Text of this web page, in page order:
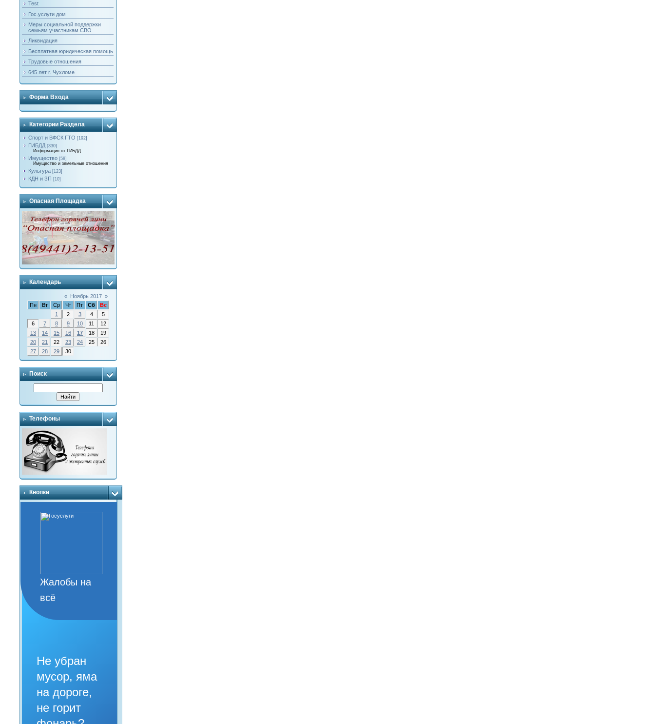
Test
Гос.услуги дом
Меры социальной поддержки
семьям участникам СВО
Ликвидация
Бесплатная юридическая помощь
Трудовые отношения
645 лет г. Чухломе
Форма Входа
Категории Раздела
Спорт и ВФСК ГТО [192]
ГИБДД [330]
Информация от ГИБДД
Имущество [58]
Имущество и земельные отношения
Культура [123]
КДН и ЗП [10]
Опасная Площадка
Календарь
« Ноябрь 2017 »
Пн
Вт Ср Чт Пт Сб
Вс
1
2 3 4
5
6
7 8 9 10 11
12
13
14 15 16 17 18
19
20
21 22 23 24 25
26
27
28 29 30
Поиск
Телефоны
Кнопки
Жалобы на
всё
Не убран
мусор, яма
на дороге,
не горит